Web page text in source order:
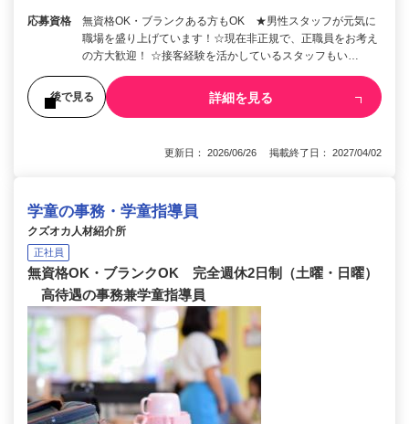
応募資格
無資格OK・ブランクある方もOK ★男性スタッフが元気に
職場を盛り上げています！☆現在非正規で、正職員をお考え
の方大歓迎！ ☆接客経験を活かしているスタッフもい…
後で見る 詳細を見る
更新日： 2026/06/26 掲載終了日： 2027/04/02
学童の事務・学童指導員
クズオカ人材紹介所
正社員
無資格OK・ブランクOK 完全週休2日制（土曜・日曜）
高待遇の事務兼学童指導員